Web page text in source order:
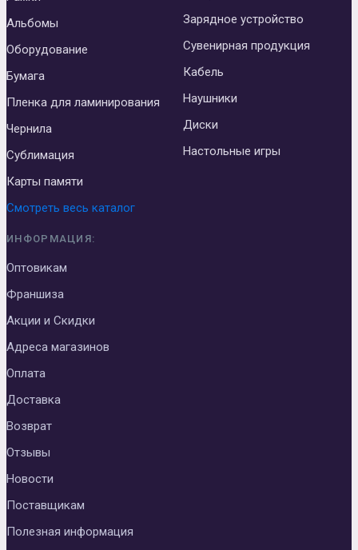
Альбомы
Оборудование
Бумага
Пленка для ламинирования
Чернила
Сублимация
Карты памяти
Зарядное устройство
Сувенирная продукция
Кабель
Наушники
Диски
Настольные игры
Смотреть весь каталог
ИНФОРМАЦИЯ:
Оптовикам
Франшиза
Акции и Скидки
Адреса магазинов
Оплата
Доставка
Возврат
Отзывы
Новости
Поставщикам
Полезная информация